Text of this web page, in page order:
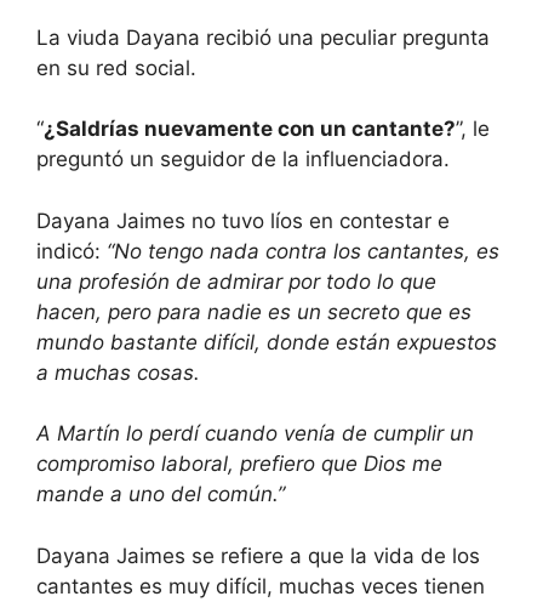
La viuda Dayana recibió una peculiar pregunta
en su red social.
“¿Saldrías nuevamente con un cantante?”, le
preguntó un seguidor de la influenciadora.
Dayana Jaimes no tuvo líos en contestar e
indicó: “No tengo nada contra los cantantes, es
una profesión de admirar por todo lo que
hacen, pero para nadie es un secreto que es
mundo bastante difícil, donde están expuestos
a muchas cosas.
A Martín lo perdí cuando venía de cumplir un
compromiso laboral, prefiero que Dios me
mande a uno del común.”
Dayana Jaimes se refiere a que la vida de los
cantantes es muy difícil, muchas veces tienen